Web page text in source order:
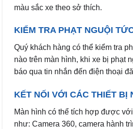
màu sắc xe theo sở thích.
KIỂM TRA PHẠT NGUỘI
Quý khách hàng có thể kiểm tra
nào trên màn hình, khi xe bị phạt
báo qua tin nhắn đến điện thoại
KẾT NỐI VỚI CÁC THIẾT BỊ
Màn hình có thể tích hợp được
như: Camera 360, camera hành